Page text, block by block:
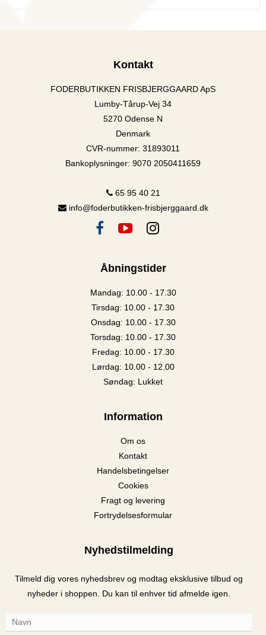
Kontakt
FODERBUTIKKEN FRISBJERGGAARD ApS
Lumby-Tårup-Vej 34
5270 Odense N
Denmark
CVR-nummer: 31893011
Bankoplysninger: 9070 2050411659
65 95 40 21
info@foderbutikken-frisbjerggaard.dk
Åbningstider
Mandag: 10.00 - 17.30
Tirsdag: 10.00 - 17.30
Onsdag: 10.00 - 17.30
Torsdag: 10.00 - 17.30
Fredag: 10.00 - 17.30
Lørdag: 10.00 - 12.00
Søndag: Lukket
Information
Om os
Kontakt
Handelsbetingelser
Cookies
Fragt og levering
Fortrydelsesformular
Nyhedstilmelding
Tilmeld dig vores nyhedsbrev og modtag eksklusive tilbud og
nyheder i shoppen. Du kan til enhver tid afmelde igen.